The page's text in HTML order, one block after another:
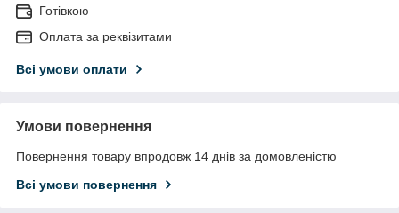
Готівкою
Оплата за реквізитами
Всі умови оплати
Умови повернення
Повернення товару впродовж 14 днів за домовленістю
Всі умови повернення